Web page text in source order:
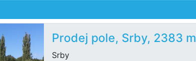
Prodej pole, Srby, 2383 m
Srby